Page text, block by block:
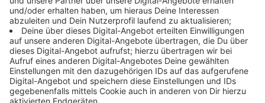
umgesetzt werden können.
Anzeige
Wer kann wie mitmachen?
Anzeige